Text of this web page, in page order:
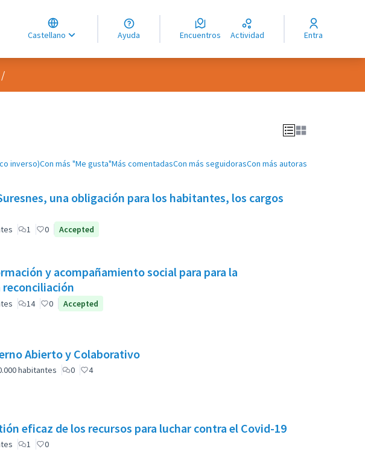
Castellano
Choose language
Choisir la langue
Elegir el idioma
Ayuda Encuentros Actividad Entra
de usuario
/
inverso)Con más "Me gusta"Más comentadasCon más seguidorasCon más autoras
una obligación para los habitantes, los cargos
1 0 Accepted
y acompañamiento social para para la
14 0 Accepted
Abierto y Colaborativo
habitantes 0 4
eficaz de los recursos para luchar contra el Covid-19
1 0